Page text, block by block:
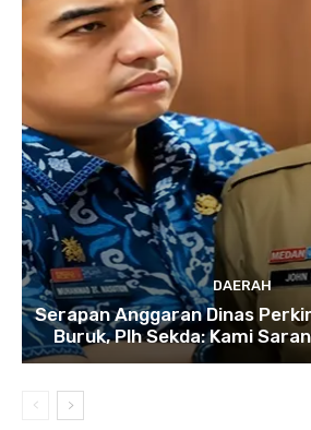
DAERAH
Serapan Anggaran Dinas
Buruk, Plh Sekda: Kami